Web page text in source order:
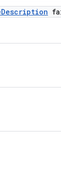
Description